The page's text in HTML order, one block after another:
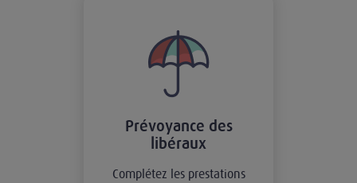
Prévoyance des
libéraux
Complétez les prestations